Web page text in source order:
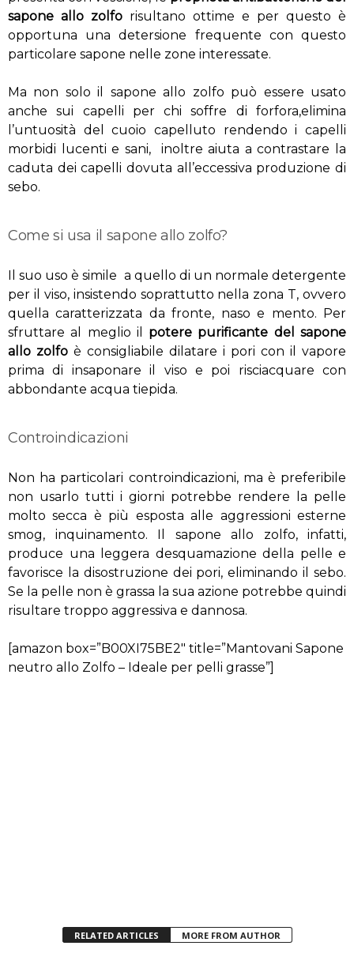
sapone allo zolfo risultano ottime e per questo è
opportuna una detersione frequente con questo
particolare sapone nelle zone interessate.
Ma non solo il sapone allo zolfo può essere usato
anche sui capelli per chi soffre di forfora,elimina
l’untuosità del cuoio capelluto rendendo i capelli
morbidi lucenti e sani, inoltre aiuta a contrastare la
caduta dei capelli dovuta all’eccessiva produzione di
sebo.
Come si usa il sapone allo zolfo?
Il suo uso è simile a quello di un normale detergente
per il viso, insistendo soprattutto nella zona T, ovvero
quella caratterizzata da fronte, naso e mento. Per
sfruttare al meglio il potere purificante del sapone
allo zolfo è consigliabile dilatare i pori con il vapore
prima di insaponare il viso e poi risciacquare con
abbondante acqua tiepida.
Controindicazioni
Non ha particolari controindicazioni, ma è preferibile
non usarlo tutti i giorni potrebbe rendere la pelle
molto secca è più esposta alle aggressioni esterne
smog, inquinamento. Il sapone allo zolfo, infatti,
produce una leggera desquamazione della pelle e
favorisce la disostruzione dei pori, eliminando il sebo.
Se la pelle non è grassa la sua azione potrebbe quindi
risultare troppo aggressiva e dannosa.
[amazon box=”B00XI75BE2″ title=”Mantovani Sapone
neutro allo Zolfo – Ideale per pelli grasse”]
RELATED ARTICLES MORE FROM AUTHOR